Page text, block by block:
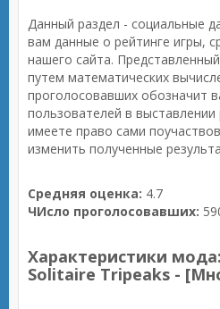
Данный раздел - социальные
вам данные о рейтинге игры,
нашего сайта.
путем математических
проголосовавших обозначит
пользователей в
имеете право сами
изменить полученные
Средняя оценка: 4.7
ЧИсло проголосовавших:
Характеристики
Solitaire Tripeaks -